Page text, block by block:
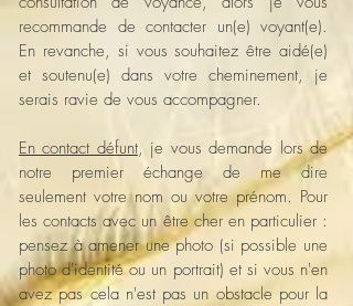
recommande de contacter un(e) voyant(e).
En revanche, si vous souhaitez être aidé(e)
et soutenu(e) dans votre cheminement, je
serais ravie de vous accompagner.
En contact défunt, je vous demande lors de
notre premier échange de me dire
seulement votre nom ou votre prénom. Pour
les contacts avec un être cher en particulier :
pensez à amener une photo (si possible une
photo d'identité ou un portrait) et si vous n'en
avez pas cela n'est pas un obstacle pour la